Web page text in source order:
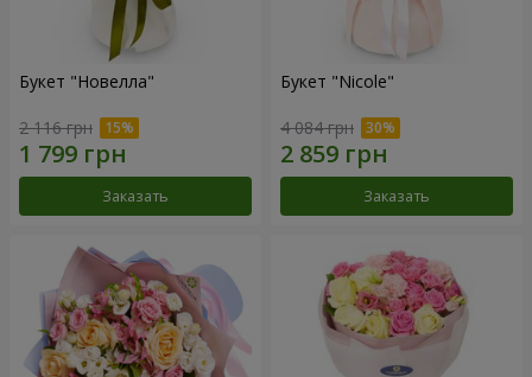
Букет "Новелла"
2 116 грн
Заказать
Букет "Nicole"
4 084 грн
Заказать